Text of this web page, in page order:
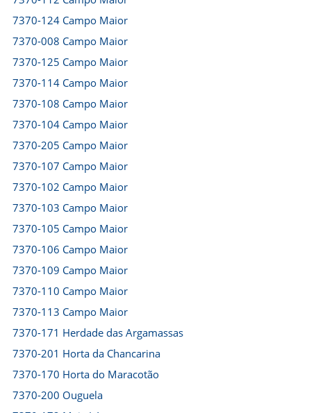
7370-124 Campo Maior
7370-008 Campo Maior
7370-125 Campo Maior
7370-114 Campo Maior
7370-108 Campo Maior
7370-104 Campo Maior
7370-205 Campo Maior
7370-107 Campo Maior
7370-102 Campo Maior
7370-103 Campo Maior
7370-105 Campo Maior
7370-106 Campo Maior
7370-109 Campo Maior
7370-110 Campo Maior
7370-113 Campo Maior
7370-171 Herdade das Argamassas
7370-201 Horta da Chancarina
7370-170 Horta do Maracotão
7370-200 Ouguela